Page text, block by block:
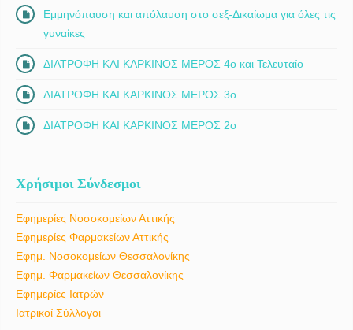
Εμμηνόπαυση και απόλαυση στο σεξ-Δικαίωμα για όλες τις
γυναίκες
ΔΙΑΤΡΟΦΗ ΚΑΙ ΚΑΡΚΙΝΟΣ ΜΕΡΟΣ 4ο και Τελευταίο
ΔΙΑΤΡΟΦΗ ΚΑΙ ΚΑΡΚΙΝΟΣ ΜΕΡΟΣ 3ο
ΔΙΑΤΡΟΦΗ ΚΑΙ ΚΑΡΚΙΝΟΣ ΜΕΡΟΣ 2ο
Χρήσιμοι Σύνδεσμοι
Εφημερίες Νοσοκομείων Αττικής
Εφημερίες Φαρμακείων Αττικής
Εφημ. Νοσοκομείων Θεσσαλονίκης
Εφημ. Φαρμακείων Θεσσαλονίκης
Εφημερίες Ιατρών
Ιατρικοί Σύλλογοι